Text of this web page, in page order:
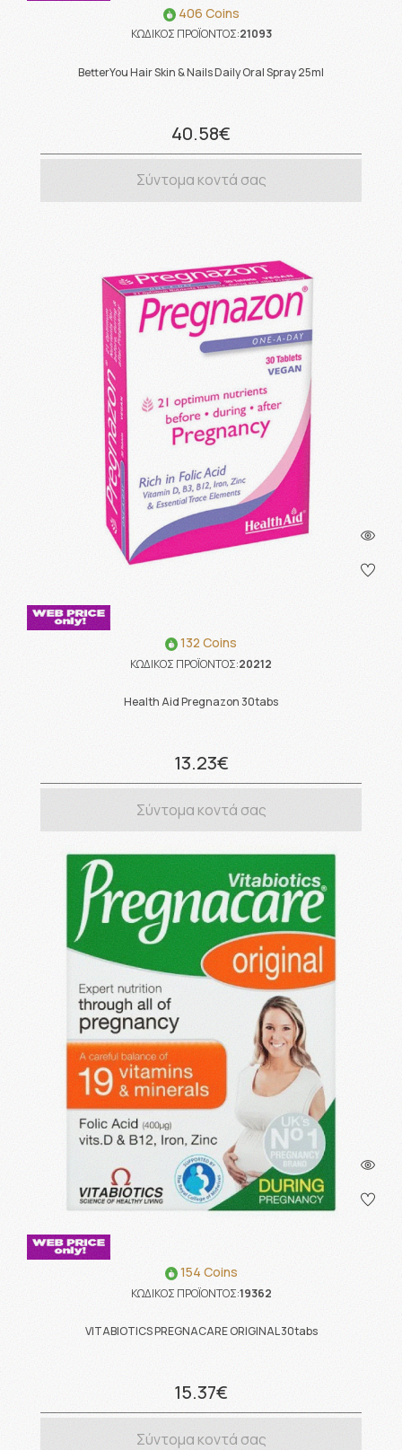
406 Coins
ΚΩΔΙΚΟΣ ΠΡΟΪΟΝΤΟΣ:21093
BetterYou Hair Skin & Nails Daily Oral Spray 25ml
40.58€
Σύντομα κοντά σας
132 Coins
ΚΩΔΙΚΟΣ ΠΡΟΪΟΝΤΟΣ:20212
Health Aid Pregnazon 30tabs
13.23€
Σύντομα κοντά σας
154 Coins
ΚΩΔΙΚΟΣ ΠΡΟΪΟΝΤΟΣ:19362
VITABIOTICS PREGNACARE ORIGINAL 30tabs
15.37€
Σύντομα κοντά σας